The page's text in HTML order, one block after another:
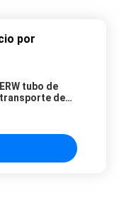
por
tubo de
de